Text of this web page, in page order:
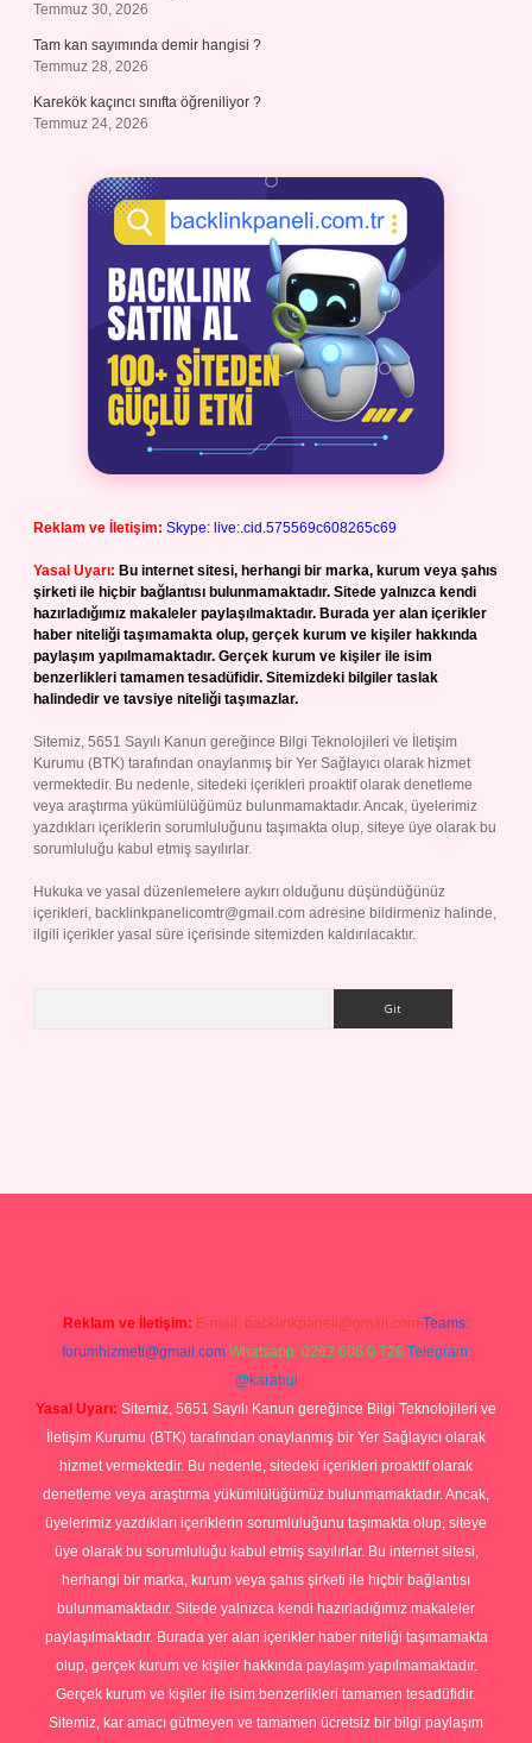
Temmuz 30, 2026
Tam kan sayımında demir hangisi ?
Temmuz 28, 2026
Karekök kaçıncı sınıfta öğreniliyor ?
Temmuz 24, 2026
Reklam ve İletişim: Skype: live:.cid.575569c608265c69
Yasal Uyarı: Bu internet sitesi, herhangi bir marka, kurum veya şahıs
şirketi ile hiçbir bağlantısı bulunmamaktadır. Sitede yalnızca kendi
hazırladığımız makaleler paylaşılmaktadır. Burada yer alan içerikler
haber niteliği taşımamakta olup, gerçek kurum ve kişiler hakkında
paylaşım yapılmamaktadır. Gerçek kurum ve kişiler ile isim
benzerlikleri tamamen tesadüfidir. Sitemizdeki bilgiler taslak
halindedir ve tavsiye niteliği taşımazlar.
Sitemiz, 5651 Sayılı Kanun gereğince Bilgi Teknolojileri ve İletişim
Kurumu (BTK) tarafından onaylanmış bir Yer Sağlayıcı olarak hizmet
vermektedir. Bu nedenle, sitedeki içerikleri proaktif olarak denetleme
veya araştırma yükümlülüğümüz bulunmamaktadır. Ancak, üyelerimiz
yazdıkları içeriklerin sorumluluğunu taşımakta olup, siteye üye olarak bu
sorumluluğu kabul etmiş sayılırlar.
Hukuka ve yasal düzenlemelere aykırı olduğunu düşündüğünüz
içerikleri, backlinkpanelicomtr@gmail.com adresine bildirmeniz halinde,
ilgili içerikler yasal süre içerisinde sitemizden kaldırılacaktır.
Reklam ve İletişim: E-mail: backlinkpaneli@gmail.com Teams:
forumhizmeti@gmail.com Whatsapp: 0262 606 0 726 Telegram:
@karabul
Yasal Uyarı: Sitemiz, 5651 Sayılı Kanun gereğince Bilgi Teknolojileri ve
İletişim Kurumu (BTK) tarafından onaylanmış bir Yer Sağlayıcı olarak
hizmet vermektedir. Bu nedenle, sitedeki içerikleri proaktif olarak
denetleme veya araştırma yükümlülüğümüz bulunmamaktadır. Ancak,
üyelerimiz yazdıkları içeriklerin sorumluluğunu taşımakta olup, siteye
üye olarak bu sorumluluğu kabul etmiş sayılırlar. Bu internet sitesi,
herhangi bir marka, kurum veya şahıs şirketi ile hiçbir bağlantısı
bulunmamaktadır. Sitede yalnızca kendi hazırladığımız makaleler
paylaşılmaktadır. Burada yer alan içerikler haber niteliği taşımamakta
olup, gerçek kurum ve kişiler hakkında paylaşım yapılmamaktadır.
Gerçek kurum ve kişiler ile isim benzerlikleri tamamen tesadüfidir.
Sitemiz, kar amacı gütmeyen ve tamamen ücretsiz bir bilgi paylaşım